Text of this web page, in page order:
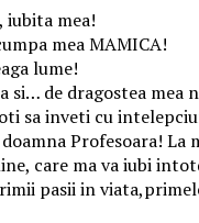
mea!
mea MAMICA!
lume!
si… de dragostea
sa inveti cu
Profesoara! La
care ma va iubi
pasii in